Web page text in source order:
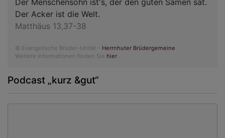
Der Acker ist die Welt.
Matthäus 13,37-38
© Evangelische Brüder-Unität – Herrnhuter Brüdergemeine
Weitere Informationen finden Sie hier
Podcast „kurz &gut“